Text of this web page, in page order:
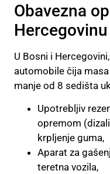
Obavezna
Hercegovinu
U Bosni i
automobile čija
manje od 8 sedišta
Upotrebljiv
opremom
krpljenje guma,
Aparat za
teretna vozila,